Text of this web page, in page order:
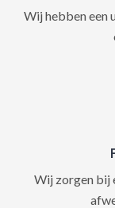
Wij hebben een
Wij zorgen bij